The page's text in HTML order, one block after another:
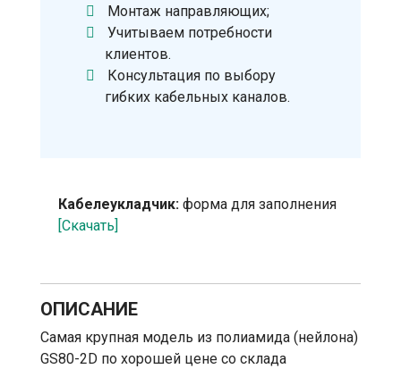
Монтаж направляющих;
Учитываем потребности
клиентов.
Консультация по выбору
гибких кабельных каналов.
Кабелеукладчик: форма для заполнения
[Скачать]
ОПИСАНИЕ
Самая крупная модель из полиамида (нейлона)
GS80-2D по хорошей цене со склада